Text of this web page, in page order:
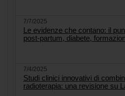
7/7/2025
Le evidenze che contano: il
post-partum, diabete,
7/4/2025
Studi clinici innovativi di
radioterapia: una revisione su